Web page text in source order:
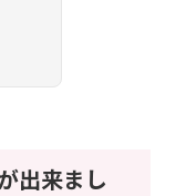
出来まし